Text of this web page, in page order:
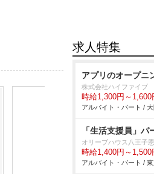
求人特集
アプリのオープニ
株式会社ハイファイブ
時給1,300円～1,600
アルバイト・パート /
「生活支援員」
オリーブハウス八王子
時給1,400円～1,500
アルバイト・パート /